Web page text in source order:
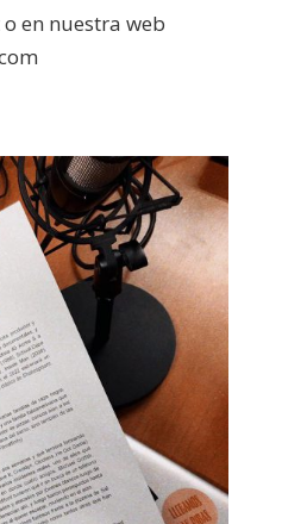
en nuestra web